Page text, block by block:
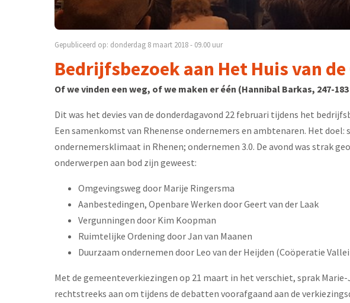
Gepubliceerd op: donderdag 8 maart 2018 - 09.00 uur
Bedrijfsbezoek aan Het Huis van de
Of we vinden een weg, of we maken er één (Hannibal Barkas, 247-183
Dit was het devies van de donderdagavond 22 februari tijdens het
Een samenkomst van Rhenense ondernemers en ambtenaren. Het doel:
ondernemersklimaat in Rhenen; ondernemen 3.0. De avond was strak
onderwerpen aan bod zijn geweest:
Omgevingsweg door Marije Ringersma
Aanbestedingen, Openbare Werken door Geert van der Laak
Vergunningen door Kim Koopman
Ruimtelijke Ordening door Jan van Maanen
Duurzaam ondernemen door Leo van der Heijden (Coöperatie
Met de gemeenteverkiezingen op 21 maart in het verschiet, sprak
rechtstreeks aan om tijdens de debatten voorafgaand aan de